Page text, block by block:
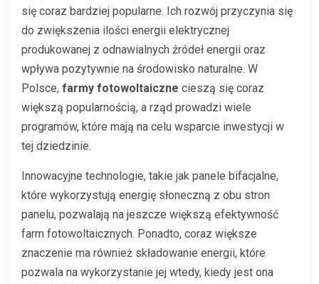
się coraz bardziej popularne. Ich rozwój przyczynia się
do zwiększenia ilości energii elektrycznej
produkowanej z odnawialnych źródeł energii oraz
wpływa pozytywnie na środowisko naturalne. W
Polsce, farmy fotowoltaiczne cieszą się coraz
większą popularnością, a rząd prowadzi wiele
programów, które mają na celu wsparcie inwestycji w
tej dziedzinie.
Innowacyjne technologie, takie jak panele bifacjalne,
które wykorzystują energię słoneczną z obu stron
panelu, pozwalają na jeszcze większą efektywność
farm fotowoltaicznych. Ponadto, coraz większe
znaczenie ma również składowanie energii, które
pozwala na wykorzystanie jej wtedy, kiedy jest ona